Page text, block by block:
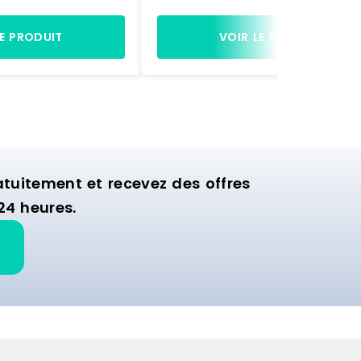
: 100 kg par
:33 cm à partir
pour le 3ème
PRODUIT
finition polyester, rayonnage
acier galvanisé à chaud.1er
pose : 630 mm à partir du sol
VOIR LE PRODUIT
et recevez des offres
heures.